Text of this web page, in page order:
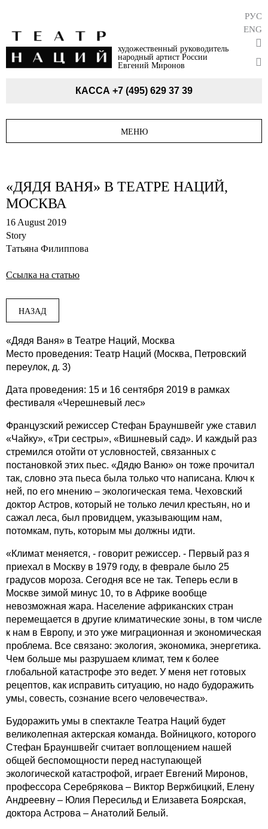
художественный руководитель
народный артист России
Евгений Миронов
РУС
ENG
КАССА +7 (495) 629 37 39
МЕНЮ
«ДЯДЯ ВАНЯ» В ТЕАТРЕ НАЦИЙ,
МОСКВА
16 August 2019
Story
Татьяна Филиппова
Ссылка на статью
НАЗАД
«Дядя Ваня» в Театре Наций, Москва
Место проведения: Театр Наций (Москва, Петровский
переулок, д. 3)
Дата проведения: 15 и 16 сентября 2019 в рамках
фестиваля «Черешневый лес»
Французский режиссер Стефан Брауншвейг уже ставил
«Чайку», «Три сестры», «Вишневый сад». И каждый раз
стремился отойти от условностей, связанных с
постановкой этих пьес. «Дядю Ваню» он тоже прочитал
так, словно эта пьеса была только что написана. Ключ к
ней, по его мнению – экологическая тема. Чеховский
доктор Астров, который не только лечил крестьян, но и
сажал леса, был провидцем, указывающим нам,
потомкам, путь, которым мы должны идти.
«Климат меняется, - говорит режиссер. - Первый раз я
приехал в Москву в 1979 году, в феврале было 25
градусов мороза. Сегодня все не так. Теперь если в
Москве зимой минус 10, то в Африке вообще
невозможная жара. Население африканских стран
перемещается в другие климатические зоны, в том числе
к нам в Европу, и это уже миграционная и экономическая
проблема. Все связано: экология, экономика, энергетика.
Чем больше мы разрушаем климат, тем к более
глобальной катастрофе это ведет. У меня нет готовых
рецептов, как исправить ситуацию, но надо будоражить
умы, совесть, сознание всего человечества».
Будоражить умы в спектакле Театра Наций будет
великолепная актерская команда. Войницкого, которого
Стефан Брауншвейг считает воплощением нашей
общей беспомощности перед наступающей
экологической катастрофой, играет Евгений Миронов,
профессора Серебрякова – Виктор Вержбицкий, Елену
Андреевну – Юлия Пересильд и Елизавета Боярская,
доктора Астрова – Анатолий Белый.